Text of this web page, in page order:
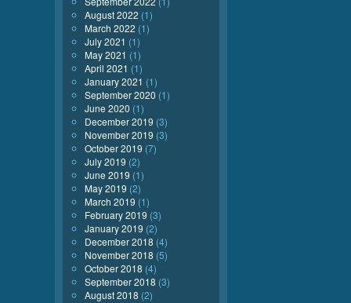
August 2022 (1)
March 2022 (1)
July 2021 (1)
May 2021 (1)
April 2021 (1)
January 2021 (1)
September 2020 (1)
June 2020 (1)
December 2019 (3)
November 2019 (3)
October 2019 (7)
July 2019 (2)
June 2019 (1)
May 2019 (2)
March 2019 (1)
February 2019 (3)
January 2019 (2)
December 2018 (4)
November 2018 (5)
October 2018 (4)
September 2018 (3)
August 2018 (2)